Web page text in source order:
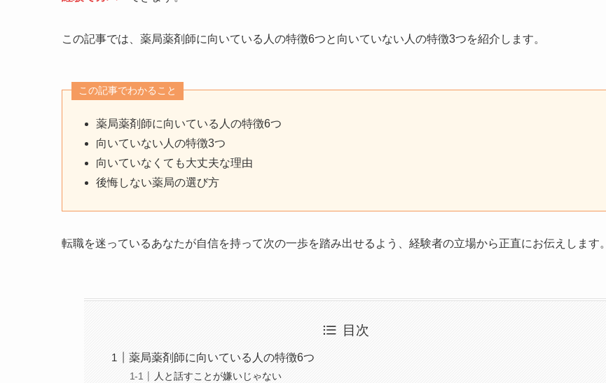
この記事では、薬局薬剤師に向いている人の特徴6つと向いていない人の特徴3つを紹介します。
この記事でわかること
薬局薬剤師に向いている人の特徴6つ
向いていない人の特徴3つ
向いていなくても大丈夫な理由
後悔しない薬局の選び方
転職を迷っているあなたが自信を持って次の一歩を踏み出せるよう、経験者の立場から正直にお伝えします。
目次
薬局薬剤師に向いている人の特徴6つ
人と話すことが嫌いじゃない